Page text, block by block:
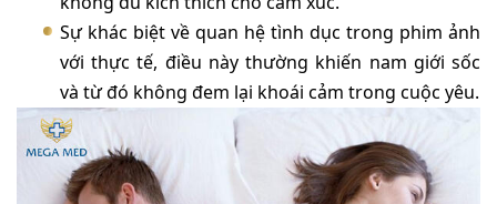
Sự khác biệt về quan hệ tình dục trong phim ảnh
với thực tế, điều này thường khiến nam giới sốc
và từ đó không đem lại khoái cảm trong cuộc yêu.